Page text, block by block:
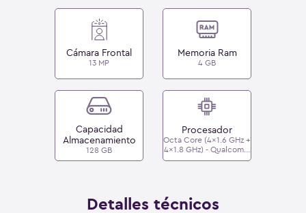
Cámara Frontal
13 MP
Memoria Ram
4 GB
Capacidad
Almacenamiento
128 GB
Procesador
Octa Core (4x1.6 GHz +
4x1.8 GHz) - Qualcomm
Snapdragon 460
Detalles técnicos